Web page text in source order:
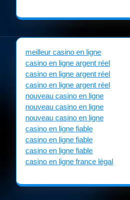
meilleur casino en ligne
casino en ligne argent réel
casino en ligne argent réel
casino en ligne argent réel
nouveau casino en ligne
nouveau casino en ligne
nouveau casino en ligne
casino en ligne fiable
casino en ligne fiable
casino en ligne fiable
casino en ligne france légal